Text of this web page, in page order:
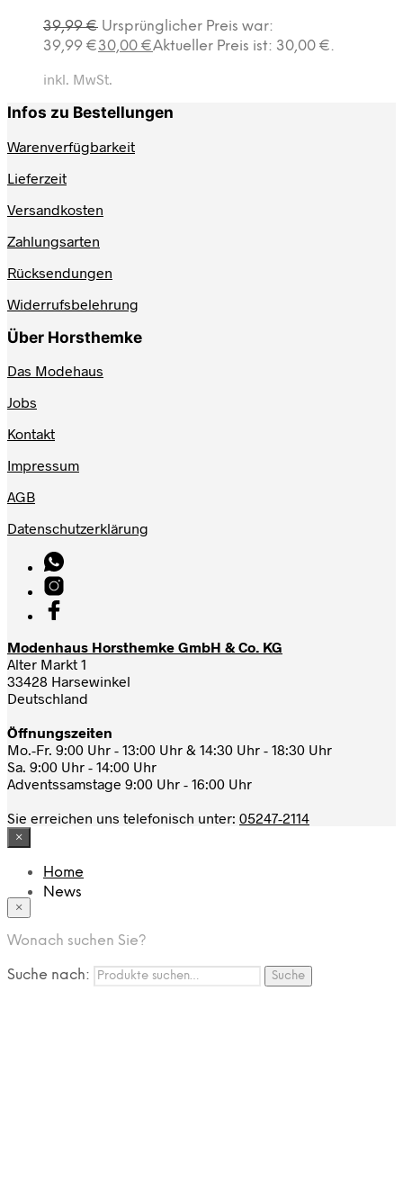
39,99€ Ursprünglicher Preis war:
39,99 €30,00 €Aktueller Preis ist: 30,00 €.
inkl. MwSt.
Infos zu Bestellungen
Warenverfügbarkeit
Lieferzeit
Versandkosten
Zahlungsarten
Rücksendungen
Widerrufsbelehrung
Über Horsthemke
Das Modehaus
Jobs
Kontakt
Impressum
AGB
Datenschutzerklärung
Modenhaus Horsthemke GmbH & Co. KG
Alter Markt 1
33428 Harsewinkel
Deutschland
Öffnungszeiten
Mo.-Fr. 9:00 Uhr - 13:00 Uhr & 14:30 Uhr - 18:30 Uhr
Sa. 9:00 Uhr - 14:00 Uhr
Adventssamstage 9:00 Uhr - 16:00 Uhr
Sie erreichen uns telefonisch unter: 05247-2114
×
Home
News
App
FAQ
Nutzungbedingungen
Marken
×
Wonach suchen Sie?
Suche nach: Suche